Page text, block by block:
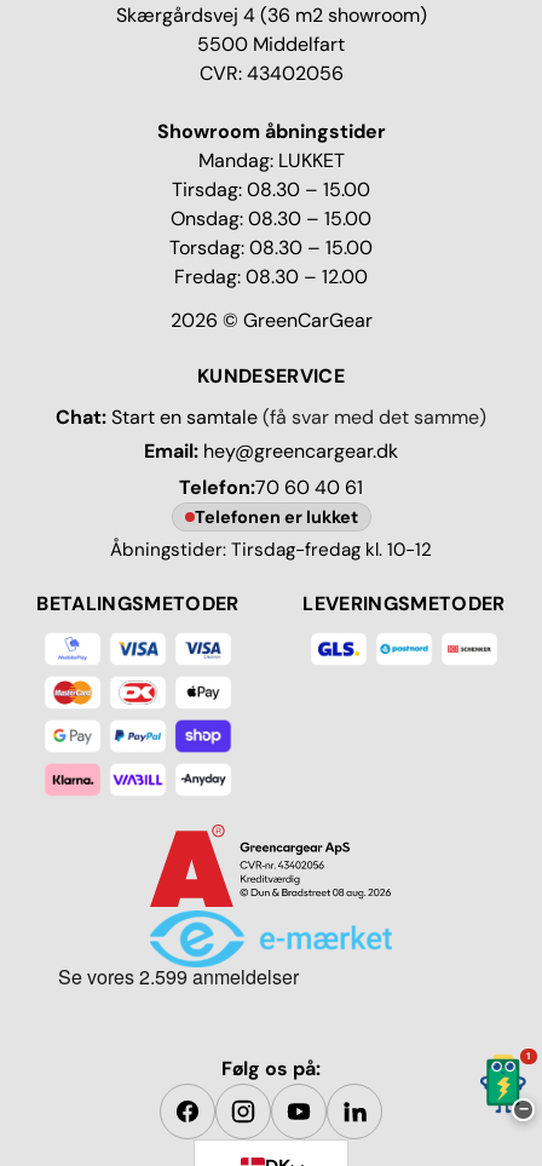
Skærgårdsvej 4 (36 m2 showroom)
5500 Middelfart
CVR: 43402056
Showroom åbningstider
Mandag: LUKKET
Tirsdag: 08.30 – 15.00
Onsdag: 08.30 – 15.00
Torsdag: 08.30 – 15.00
Fredag: 08.30 – 12.00
2026 © GreenCarGear
KUNDESERVICE
Chat:Start en samtale(få svar med det samme)
Email: hey@greencargear.dk
Telefon:70 60 40 61
Telefonen er lukket
Åbningstider: Tirsdag-fredag kl. 10-12
BETALINGSMETODER LEVERINGSMETODER
Følg os på: 1
−